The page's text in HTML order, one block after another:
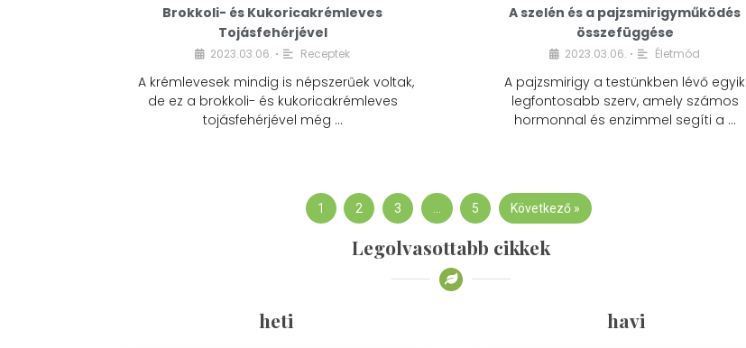
Brokkoli- és Kukoricakrémleves
Tojásfehérjével
2023.03.06. • Receptek
A krémlevesek mindig is népszerűek voltak,
de ez a brokkoli- és kukoricakrémleves
tojásfehérjével még …
A szelén és a pajzsmirigyműködés
összefüggése
2023.03.06. • Életmód
A pajzsmirigy a testünkben lévő egyik
legfontosabb szerv, amely számos
hormonnal és enzimmel segíti a …
1 2 3 5 Következő »
Legolvasottabb cikkek
heti havi